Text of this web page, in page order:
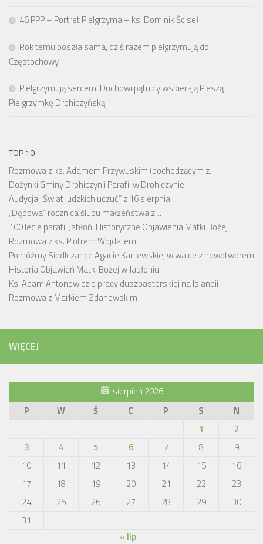
46 PPP – Portret Pielgrzyma – ks. Dominik Ściseł
Rok temu poszła sama, dziś razem pielgrzymują do
Częstochowy
Pielgrzymują sercem. Duchowi pątnicy wspierają Pieszą
Pielgrzymkę Drohiczyńską
TOP 10
Rozmowa z ks. Adamem Przywuskim (pochodzącym z…
Dożynki Gminy Drohiczyn i Parafii w Drohiczynie
Audycja „Świat ludzkich uczuć” z 16 sierpnia
„Dębowa” rocznica ślubu małżeństwa z…
100 lecie parafii Jabłoń. Historyczne Objawienia Matki Bożej
Rozmowa z ks. Piotrem Wojdatem
Pomóżmy Siedlczance Agacie Kaniewskiej w walce z nowotworem
Historia Objawień Matki Bożej w Jabłoniu
Ks. Adam Antonowicz o pracy duszpasterskiej na Islandii
Rozmowa z Markiem Zdanowskim
WIĘCEJ
sierpień 2026
P
W Ś C P S
N
1
2
3
4 5 6 7 8
9
10
11 12 13 14 15
16
17
18 19 20 21 22
23
24
25 26 27 28 29
30
31
« lip